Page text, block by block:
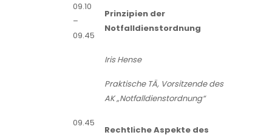
09.10
–
09.45
Prinzipien der
Notfalldienstordnung
Iris Hense
Praktische TÄ, Vorsitzende des
AK „Notfalldienstordnung“
09.45
Rechtliche Aspekte des